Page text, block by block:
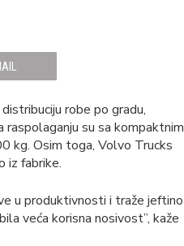
robe po gradu,
su sa kompaktnim
kg. Osim toga, Volvo Trucks
iz fabrike.
u produktivnosti i traže jeftino
veća korisna nosivost”, kaže